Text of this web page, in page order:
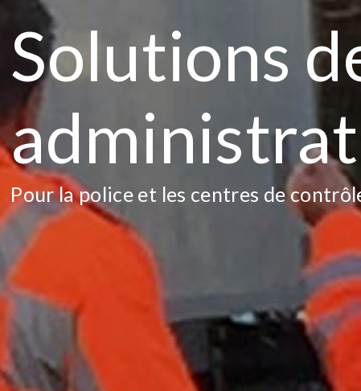
Solutions
Pour la police et les centres de